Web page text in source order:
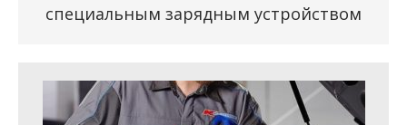
специальным зарядным устройством